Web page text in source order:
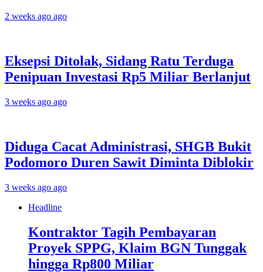
2 weeks ago ago
Eksepsi Ditolak, Sidang Ratu Terduga
Penipuan Investasi Rp5 Miliar Berlanjut
3 weeks ago ago
Diduga Cacat Administrasi, SHGB Bukit
Podomoro Duren Sawit Diminta Diblokir
3 weeks ago ago
Headline
Kontraktor Tagih Pembayaran
Proyek SPPG, Klaim BGN Tunggak
hingga Rp800 Miliar